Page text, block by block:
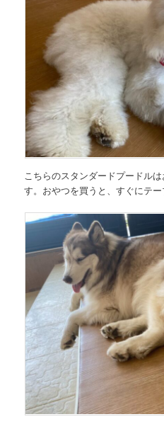
こちらのスタンダードプードル
す。おやつを買うと、すぐにテー